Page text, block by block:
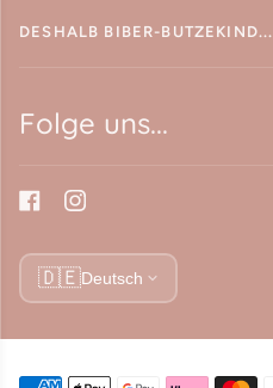
DESHALB BIBER-BUTZEKIND...
Folge uns...
🇩🇪Deutsch